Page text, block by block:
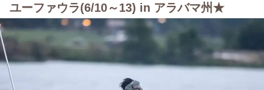
ユーファウラ(6/10～13) in アラバマ州★